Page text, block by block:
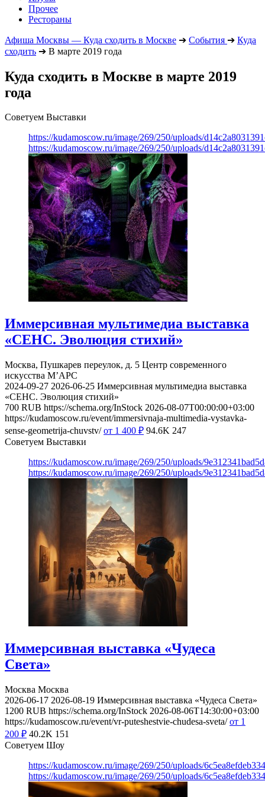
Прочее
Рестораны
Афиша Москвы — Куда сходить в Москве ➔ События ➔ Куда
сходить ➔ В марте 2019 года
Куда сходить в Москве в марте 2019
года
Советуем Выставки
https://kudamoscow.ru/image/269/250/uploads/
https://kudamoscow.ru/image/269/250/uploads/
Иммерсивная мультимедиа выставка
«СЕНС. Эволюция стихий»
Москва, Пушкарев переулок, д. 5 Центр современного
искусства М’АРС
2024-09-27 2026-06-25 Иммерсивная мультимедиа выставка
«СЕНС. Эволюция стихий»
700 RUB https://schema.org/InStock 2026-08-07T00:00:00+03:00
https://kudamoscow.ru/event/immersivnaja-multimedia-vystavka-
sense-geometrija-chuvstv/ от 1 400 ₽ 94.6K 247
Советуем Выставки
https://kudamoscow.ru/image/269/250/uploads/
https://kudamoscow.ru/image/269/250/uploads/
Иммерсивная выставка «Чудеса
Света»
Москва Москва
2026-06-17 2026-08-19 Иммерсивная выставка «Чудеса Света»
1200 RUB https://schema.org/InStock 2026-08-06T14:30:00+03:00
https://kudamoscow.ru/event/vr-puteshestvie-chudesa-sveta/ от 1
200 ₽ 40.2K 151
Советуем Шоу
https://kudamoscow.ru/image/269/250/uploads/
https://kudamoscow.ru/image/269/250/uploads/